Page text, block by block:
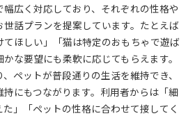
広く対応しており、それぞれの性格や
話プランを提案しています。たとえば
てほしい」「猫は特定のおもちゃで遊ば
な要望にも柔軟に応じてもらえます。
ペットが普段通りの生活を維持でき、
にもつながります。利用者からは「細
」「ペットの性格に合わせて接してく